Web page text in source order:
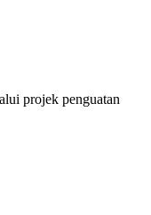
projek penguatan